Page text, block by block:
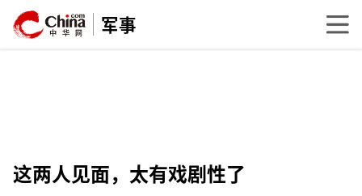
军事
这两人见面，太有戏剧性了